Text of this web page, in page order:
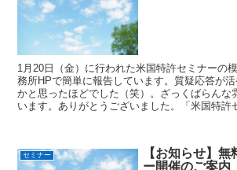
1月20日（金）に行われた米国特許セミナーの
務所HPで簡単に報告しています。質疑応答が
かと思ったほどでした（笑）。ざっくばらんな
います。ありがとうございました。「米国特許
セミナー
【お知らせ】
ー開催のご案内